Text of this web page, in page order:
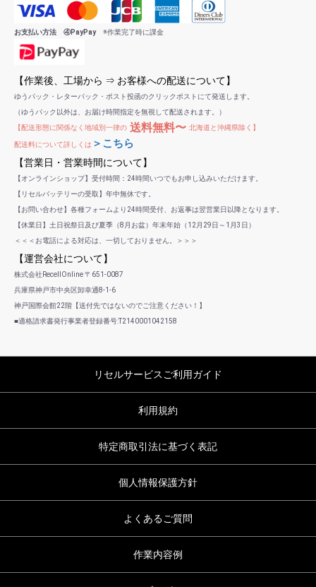
お支払い方法 ④PayPay※作業完了時に課金
【作業後、工場から ⇒ お客様への配送について】
ゆうパック・レターパック・ポスト投函のクリックポストにて発送します。
（ゆうパック以外は、お届け時間指定を無視して配送されます。）
【配送形態に関係なく地域別一律の 送料無料〜 北海道と沖縄県除く】
配送料について詳しくは ＞こちら
【営業日・営業時間について】
【オンラインショップ】受付時間：24時間いつでもお申し込みいただけます。
【リセルバッテリーの受取】年中無休です。
【お問い合わせ】各種フォームより24時間受付、お返事は翌営業日以降となります。
【休業日】土日祝祭日及び夏季（8月お盆）年末年始（12月29日～1月3日）
＜＜＜お電話による対応は、一切しておりません。＞＞＞
【運営会社について】
株式会社RecellOnline 〒651-0087
兵庫県神戸市中央区卸幸通8-1-6
神戸国際会館22階【送付先ではないのでご注意ください！】
■適格請求書発行事業者登録番号:T2140001042158
リセルサービスご利用ガイド
利用規約
特定商取引法に基づく表記
個人情報保護方針
よくあるご質問
作業内容例